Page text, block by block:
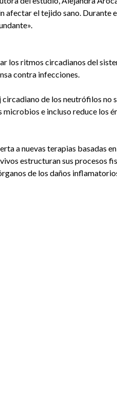
afectar el tejido sano. Durante
los ritmos circadianos del
contra infecciones.
de los neutrófilos no
e incluso reduce los
a nuevas terapias basadas
estructuran sus procesos
de los daños